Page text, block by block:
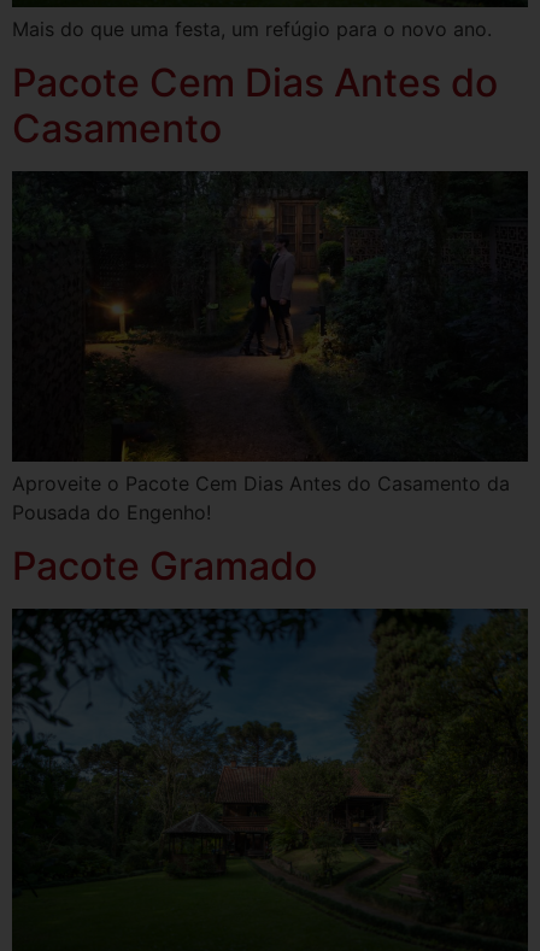
Mais do que uma festa, um refúgio para o novo ano.
Pacote Cem Dias Antes do
Casamento
Aproveite o Pacote Cem Dias Antes do Casamento da
Pousada do Engenho!
Pacote Gramado